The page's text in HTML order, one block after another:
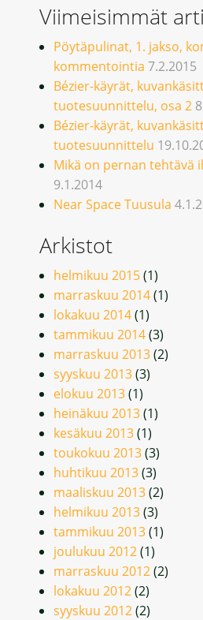
Viimeisimmät
Pöytäpulinat, 1. jakso,
kommentointia 7.2.2015
Bézier-käyrät,
tuotesuunnittelu, osa 2
Bézier-käyrät,
tuotesuunnittelu
Mikä on pernan tehtävä
9.1.2014
Near Space Tuusula
Arkistot
helmikuu 2015(1)
marraskuu 2014(1)
lokakuu 2014(1)
tammikuu 2014(3)
marraskuu 2013(2)
syyskuu 2013(3)
elokuu 2013(1)
heinäkuu 2013(1)
kesäkuu 2013(1)
toukokuu 2013(3)
huhtikuu 2013(3)
maaliskuu 2013(2)
helmikuu 2013(3)
tammikuu 2013(1)
joulukuu 2012(1)
marraskuu 2012(2)
lokakuu 2012(2)
syyskuu 2012(2)